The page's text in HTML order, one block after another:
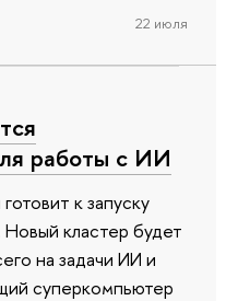
22 июля
работы с ИИ
к запуску
кластер будет
на задачи ИИ и
суперкомпьютер